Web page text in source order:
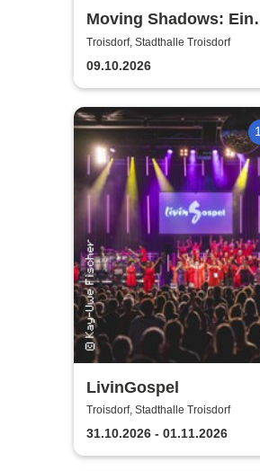
Moving Shadows: Ein
Schattentheater, das
den Schatten stellt -
Troisdorf, Stadthalle Troisdorf
09.10.2026
LivinGospel
Troisdorf, Stadthalle Troisdorf
31.10.2026 - 01.11.2026